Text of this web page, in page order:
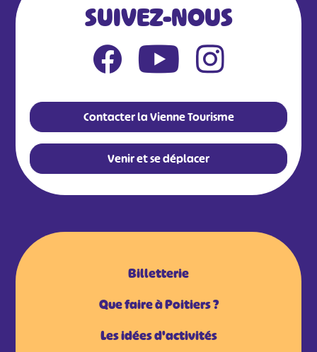
SUIVEZ-NOUS
Contacter la Vienne Tourisme
Venir et se déplacer
Billetterie
Que faire à Poitiers ?
Les idées d'activités